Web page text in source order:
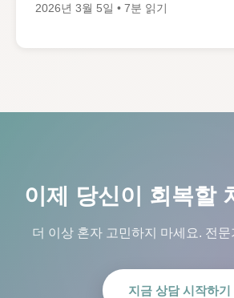
2026년 3월 5일 • 7분 읽기
이제 당신이 회복할
더 이상 혼자 고민하지 마세요. 전
지금 상담 시작하기